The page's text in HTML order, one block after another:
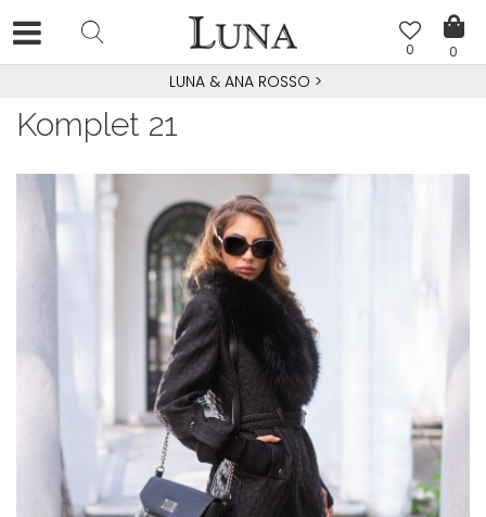
0
0
LUNA & ANA ROSSO >
Komplet 21